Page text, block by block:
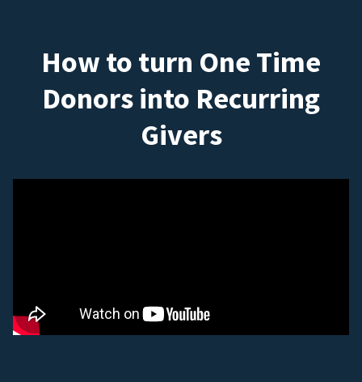
How to turn One Time
Donors into Recurring
Givers